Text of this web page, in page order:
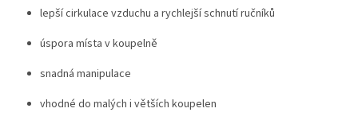
v
i
lepší cirkulace vzduchu a rychlejší schnutí ručníků
úspora místa v koupelně
snadná manipulace
vhodné do malých i větších koupelen